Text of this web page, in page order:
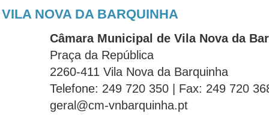
VILA NOVA DA BARQUINHA
Câmara Municipal de Vila Nova da
Praça da República
2260-411 Vila Nova da Barquinha
Telefone: 249 720 350 | Fax: 249 720
geral@cm-vnbarquinha.pt